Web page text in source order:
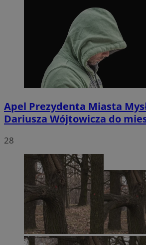
Apel Prezydenta Miasta
Dariusza Wójtowicza do
28